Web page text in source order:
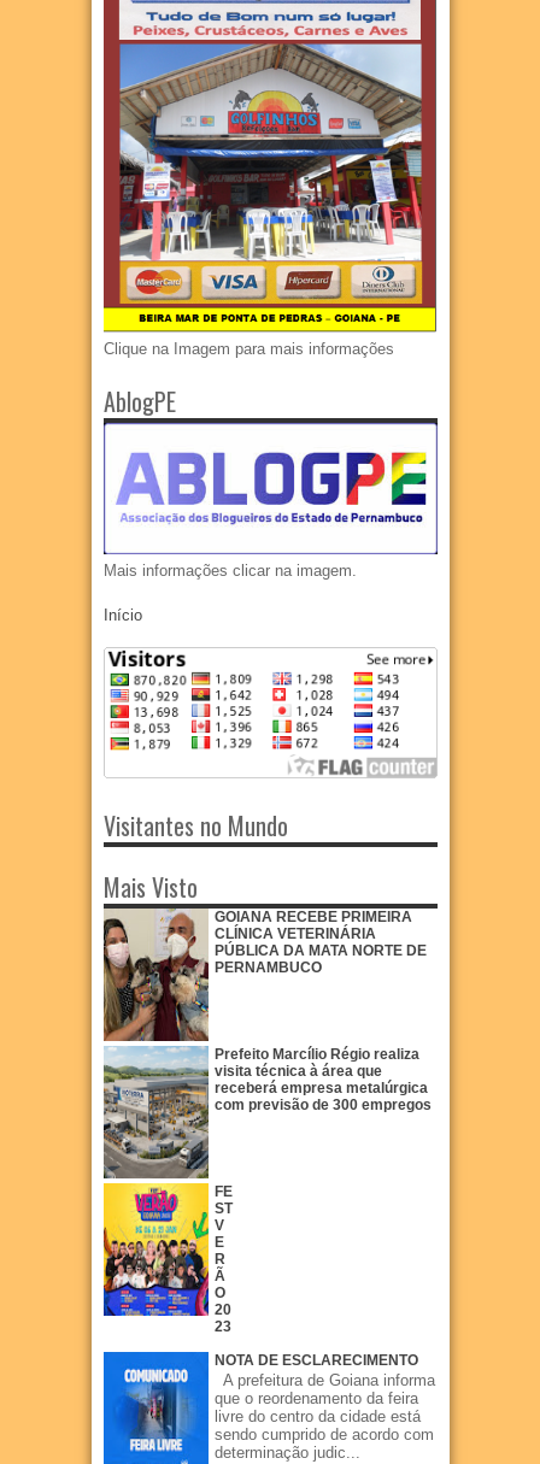
Clique na Imagem para mais informações
AblogPE
Mais informações clicar na imagem.
Início
Visitantes no Mundo
Mais Visto
GOIANA RECEBE PRIMEIRA
CLÍNICA VETERINÁRIA
PÚBLICA DA MATA NORTE DE
PERNAMBUCO
Prefeito Marcílio Régio realiza
visita técnica à área que
receberá empresa metalúrgica
com previsão de 300 empregos
FE
ST
V
E
R
Ã
O
20
23
NOTA DE ESCLARECIMENTO
A prefeitura de Goiana informa
que o reordenamento da feira
livre do centro da cidade está
sendo cumprido de acordo com
determinação judic...